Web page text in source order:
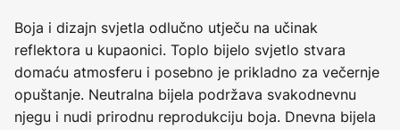
Boja i dizajn svjetla odlučno utječu na učinak
reflektora u kupaonici. Toplo bijelo svjetlo stvara
domaću atmosferu i posebno je prikladno za večernje
opuštanje. Neutralna bijela podržava svakodnevnu
njegu i nudi prirodnu reprodukciju boja. Dnevna bijela